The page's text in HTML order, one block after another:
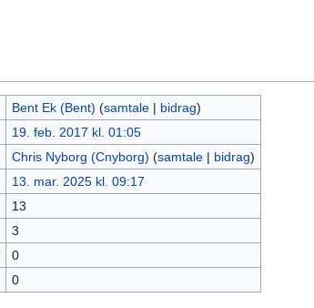
Bent Ek (Bent) (samtale| bidrag)
19. feb. 2017 kl. 01:05
Chris Nyborg (Cnyborg) (samtale| bidrag)
13. mar. 2025 kl. 09:17
13
3
0
0